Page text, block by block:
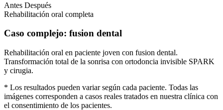
Antes Después
Rehabilitación oral completa
Caso complejo: fusion dental
Rehabilitación oral en paciente joven con fusion dental.
Transformación total de la sonrisa con ortodoncia invisible SPARK
y cirugia.
* Los resultados pueden variar según cada paciente. Todas las
imágenes corresponden a casos reales tratados en nuestra clínica con
el consentimiento de los pacientes.